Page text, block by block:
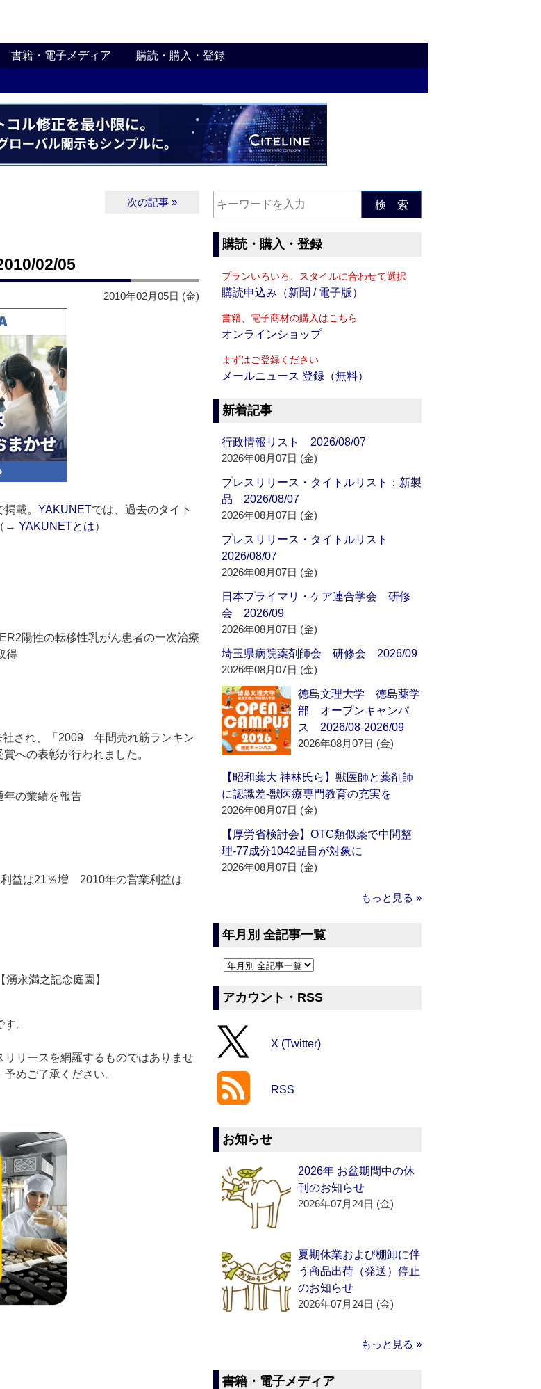
書籍・電子メディア 購読・購入・登録
次の記事 »
02/05
2010年02月05日 (金)
載。 YAKUNETでは、過去のタイト
→ YAKUNETとは）
陽性の転移性乳がん患者の一次治療
得
社され、「2009 年間売れ筋ランキン
への表彰が行われました。
年の業績を報告
益は21％増 2010年の営業利益は
永満之記念庭園】
。
リースを網羅するものではありませ
めご了承ください。
検 索
購読・購入・登録
プランいろいろ、スタイルに合わせて選択
購読申込み（新聞 / 電子版）
書籍、電子商材の購入はこちら
オンラインショップ
まずはご登録ください
メールニュース 登録（無料）
新着記事
行政情報リスト 2026/08/07
2026年08月07日 (金)
プレスリリース・タイトルリスト：新製
品 2026/08/07
2026年08月07日 (金)
プレスリリース・タイトルリスト
2026/08/07
2026年08月07日 (金)
日本プライマリ・ケア連合学会 研修
会 2026/09
2026年08月07日 (金)
埼玉県病院薬剤師会 研修会 2026/09
2026年08月07日 (金)
徳島文理大学 徳島薬学
部 オープンキャンパ
ス 2026/08-2026/09
2026年08月07日 (金)
【昭和薬大 神林氏ら】獣医師と薬剤師
に認識差‐獣医療専門教育の充実を
2026年08月07日 (金)
【厚労省検討会】OTC類似薬で中間整
理‐77成分1042品目が対象に
2026年08月07日 (金)
もっと見る »
年月別 全記事一覧
アカウント・RSS
X (Twitter)
RSS
お知らせ
2026年 お盆期間中の休
刊のお知らせ
2026年07月24日 (金)
夏期休業および棚卸に伴
う商品出荷（発送）停止
のお知らせ
2026年07月24日 (金)
もっと見る »
書籍・電子メディア